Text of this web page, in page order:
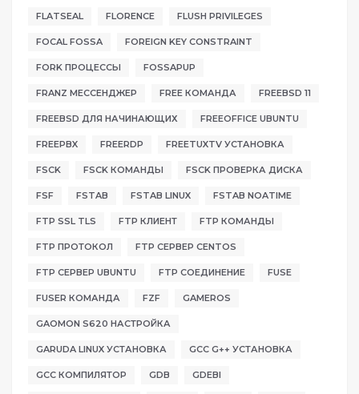
FLATSEAL FLORENCE FLUSH PRIVILEGES
FOCAL FOSSA FOREIGN KEY CONSTRAINT
FORK ПРОЦЕССЫ FOSSAPUP
FRANZ МЕССЕНДЖЕР FREE КОМАНДА FREEBSD 11
FREEBSD ДЛЯ НАЧИНАЮЩИХ FREEOFFICE UBUNTU
FREEPBX FREERDP FREETUXTV УСТАНОВКА
FSCK FSCK КОМАНДЫ FSCK ПРОВЕРКА ДИСКА
FSF FSTAB FSTAB LINUX FSTAB NOATIME
FTP SSL TLS FTP КЛИЕНТ FTP КОМАНДЫ
FTP ПРОТОКОЛ FTP СЕРВЕР CENTOS
FTP СЕРВЕР UBUNTU FTP СОЕДИНЕНИЕ FUSE
FUSER КОМАНДА FZF GAMEROS
GAOMON S620 НАСТРОЙКА
GARUDA LINUX УСТАНОВКА GCC G++ УСТАНОВКА
GCC КОМПИЛЯТОР GDB GDEBI